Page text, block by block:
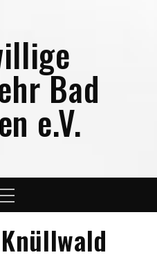
Bad
e.V.
Knüllwald